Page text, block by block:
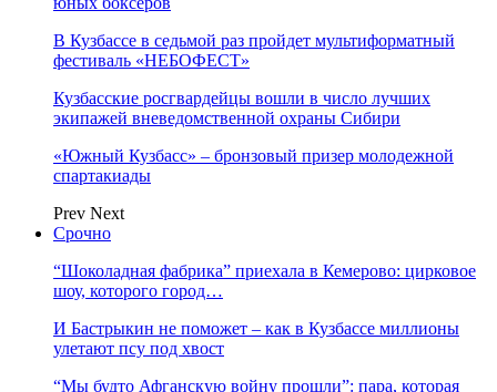
В Кузбассе в седьмой раз пройдет мультиформатный
фестиваль «НЕБОФЕСТ»
Кузбасские росгвардейцы вошли в число лучших
экипажей вневедомственной охраны Сибири
«Южный Кузбасс» – бронзовый призер молодежной
спартакиады
Prev Next
Срочно
“Шоколадная фабрика” приехала в Кемерово: цирковое
шоу, которого город…
И Бастрыкин не поможет – как в Кузбассе миллионы
улетают псу под хвост
“Мы будто Афганскую войну прошли”: пара, которая